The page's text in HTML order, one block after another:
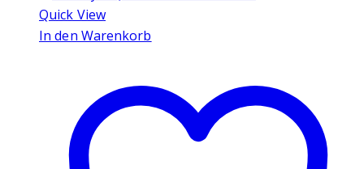
Quick View
In den Warenkorb